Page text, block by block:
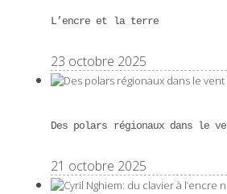
L’encre et la terre
23 octobre 2025
Des polars régionaux dans le
21 octobre 2025